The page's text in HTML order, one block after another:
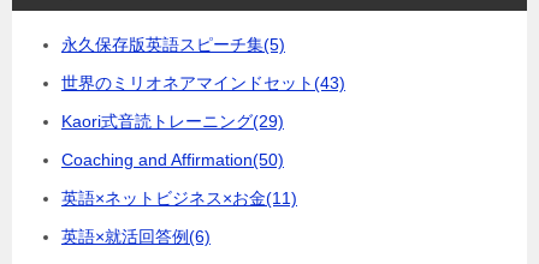
永久保存版英語スピーチ集(5)
世界のミリオネアマインドセット(43)
Kaori式音読トレーニング(29)
Coaching and Affirmation(50)
英語×ネットビジネス×お金(11)
英語×就活回答例(6)